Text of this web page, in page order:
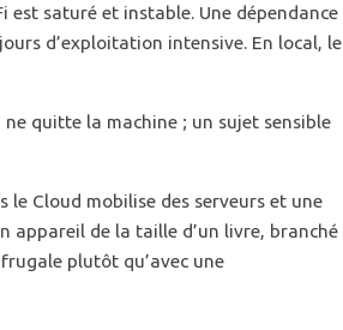
est saturé et instable. Une dépendance
d’exploitation intensive. En local, le
quitte la machine ; un sujet sensible
le Cloud mobilise des serveurs et une
appareil de la taille d’un livre, branché
plutôt qu’avec une